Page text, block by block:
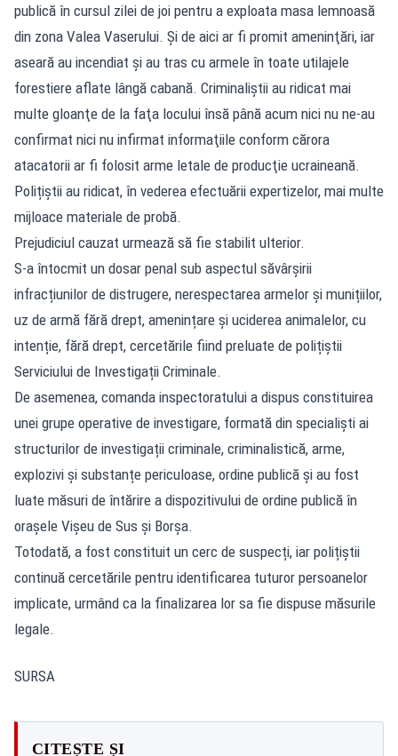
publică în cursul zilei de joi pentru a exploata masa lemnoasă
din zona Valea Vaserului. Şi de aici ar fi promit ameninţări, iar
aseară au incendiat şi au tras cu armele în toate utilajele
forestiere aflate lângă cabană. Criminaliştii au ridicat mai
multe gloanţe de la faţa locului însă până acum nici nu ne-au
confirmat nici nu infirmat informaţiile conform cărora
atacatorii ar fi folosit arme letale de producţie ucraineană.
Polițiștii au ridicat, în vederea efectuării expertizelor, mai multe
mijloace materiale de probă.
Prejudiciul cauzat urmează să fie stabilit ulterior.
S-a întocmit un dosar penal sub aspectul săvârșirii
infracțiunilor de distrugere, nerespectarea armelor și munițiilor,
uz de armă fără drept, amenințare și uciderea animalelor, cu
intenție, fără drept, cercetările fiind preluate de polițiștii
Serviciului de Investigații Criminale.
De asemenea, comanda inspectoratului a dispus constituirea
unei grupe operative de investigare, formată din specialiști ai
structurilor de investigații criminale, criminalistică, arme,
explozivi și substanțe periculoase, ordine publică și au fost
luate măsuri de întărire a dispozitivului de ordine publică în
orașele Vișeu de Sus și Borșa.
Totodată, a fost constituit un cerc de suspecți, iar polițiștii
continuă cercetările pentru identificarea tuturor persoanelor
implicate, urmând ca la finalizarea lor sa fie dispuse măsurile
legale.
SURSA
CITEȘTE ȘI